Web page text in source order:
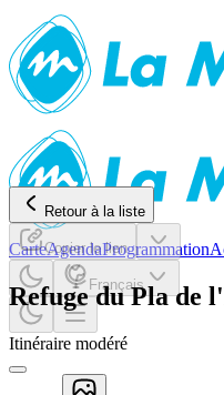
CarteAgendaProgrammation
Français
Retour à la liste
Copier le lien
Refuge du Pla de
Itinéraire modéré